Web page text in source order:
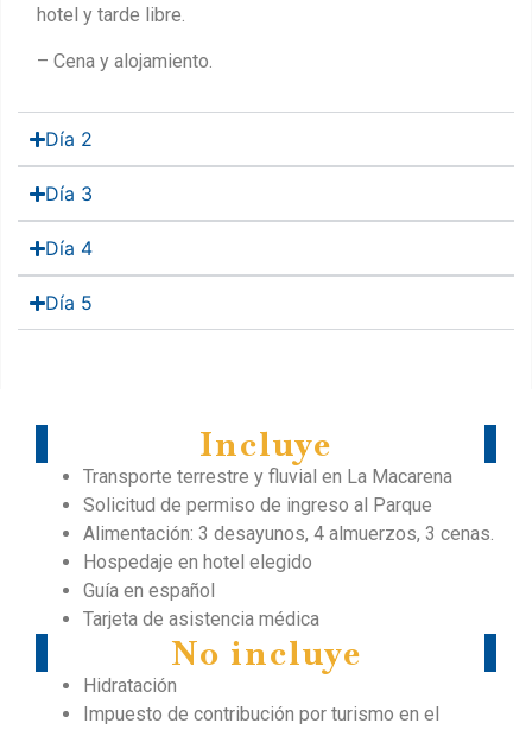
hotel y tarde libre.
– Cena y alojamiento.
Día 2
Día 3
Día 4
Día 5
Incluye
Transporte terrestre y fluvial en La Macarena
Solicitud de permiso de ingreso al Parque
Alimentación: 3 desayunos, 4 almuerzos, 3 cenas.
Hospedaje en hotel elegido
Guía en español
Tarjeta de asistencia médica
No incluye
Hidratación
Impuesto de contribución por turismo en el